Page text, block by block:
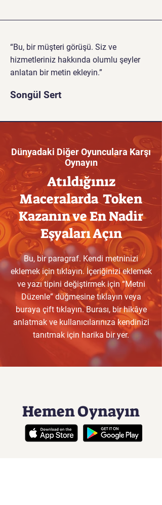
“Bu, bir müşteri görüşü. Siz ve
hizmetleriniz hakkında olumlu şeyler
anlatan bir metin ekleyin.”
Songül Sert
Dünyadaki Diğer Oyunculara Karşı
Oynayın
Atıldığınız
Maceralarda Token
Kazanın ve En Nadir
Eşyaları Açın
Bu, bir paragraf. Kendi metninizi
eklemek için tıklayın. İçeriğinizi eklemek
ve yazı tipini değiştirmek için “Metni
Düzenle” düğmesine tıklayın veya
buraya çift tıklayın. Burası, bir hikâye
anlatmak ve kullanıcılarınıza kendinizi
tanıtmak için harika bir yer.
Hemen Oynayın